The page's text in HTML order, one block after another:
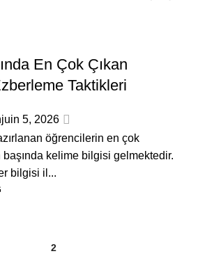
En Çok Çıkan
Taktikleri
juin 5, 2026
öğrencilerin en çok
başında kelime bilgisi gelmektedir.
bilgisi il...
2